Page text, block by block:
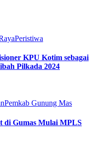
Peristiwa
KPU Kotim sebagai
Pilkada 2024
Pemkab Gunung Mas
di Gumas Mulai MPLS